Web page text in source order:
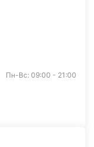
Пн-Вс: 09:00 - 21:00